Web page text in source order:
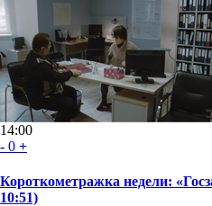
14:00
- 0 +
Короткометражка недели:
10:51)